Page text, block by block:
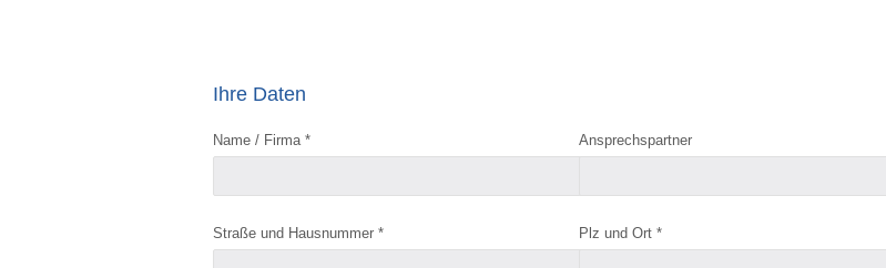
Ihre Daten
Name / Firma * Ansprechspartner
Straße und Hausnummer * Plz und Ort *